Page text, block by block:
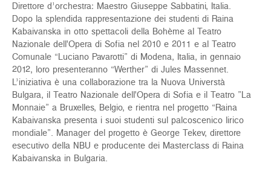
Direttore d’orchestra: Maestro Giuseppe Sabbatini, Italia.
Dopo la splendida rappresentazione dei studenti di Raina
Kabaivanska in otto spettacoli della Bohème al Teatro
Nazionale dell'Opera di Sofia nel 2010 e 2011 e al Teatro
Comunale “Luciano Pavarotti” di Modena, Italia, in gennaio
2012, loro presenteranno “Werther” di Jules Massennet.
L’iniziativa è una collaborazione tra la Nuova Universtà
Bulgara, il Teatro Nazionale dell'Opera di Sofia e il Teatro ”La
Monnaie” a Bruxelles, Belgio, e rientra nel progetto “Raina
Kabaivanska presenta i suoi studenti sul palcoscenico lirico
mondiale”. Manager del progetto è George Tekev, direttore
esecutivo della NBU e producente dei Masterclass di Raina
Kabaivanska in Bulgaria.